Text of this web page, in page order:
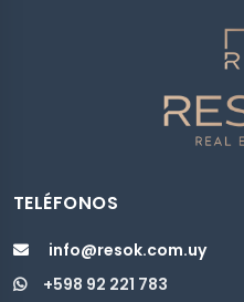
TELÉFONOS
info@resok.com.uy
+598 92 221 783